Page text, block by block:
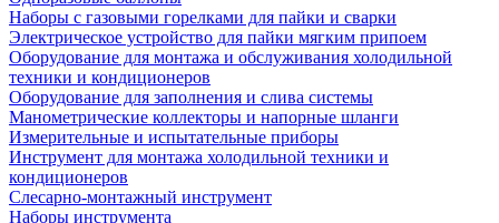
Наборы с газовыми горелками для пайки и сварки
Электрическое устройство для пайки мягким припоем
Оборудование для монтажа и обслуживания холодильной
техники и кондиционеров
Оборудование для заполнения и слива системы
Манометрические коллекторы и напорные шланги
Измерительные и испытательные приборы
Инструмент для монтажа холодильной техники и
кондиционеров
Слесарно-монтажный инструмент
Наборы инструмента